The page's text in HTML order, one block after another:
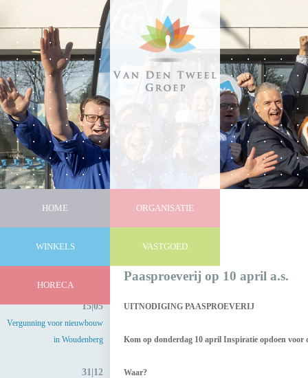
HOME ORGANISATIE
WINKELS VASTGOED
HORECA
15|05
Vergunning voor nieuwbouw
in Woudenberg
31|12
Paasproeverij op 10 april a.s.
UITNODIGING PAASPROEVERIJ
Kom op donderdag 10 april Inspiratie opdoen voor
Waar?